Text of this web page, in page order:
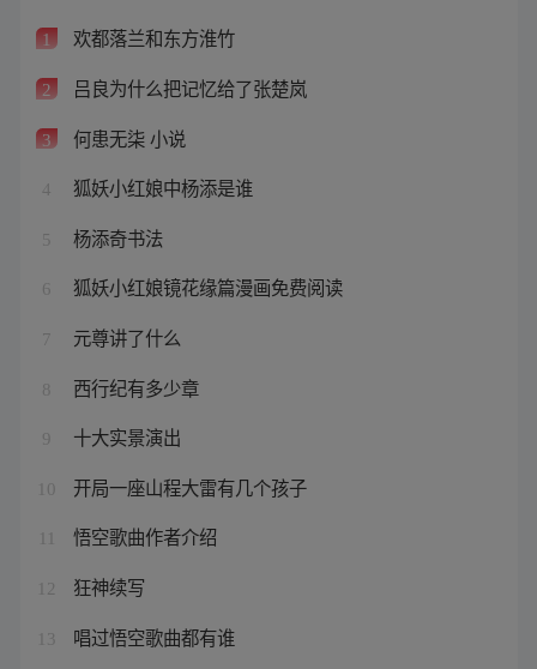
1 欢都落兰和东方淮竹
2 吕良为什么把记忆给了张楚岚
3 何患无柒 小说
4 狐妖小红娘中杨添是谁
5 杨添奇书法
6 狐妖小红娘镜花缘篇漫画免费阅读
7 元尊讲了什么
8 西行纪有多少章
9 十大实景演出
10 开局一座山程大雷有几个孩子
悟空歌曲作者介绍
12 狂神续写
13 唱过悟空歌曲都有谁